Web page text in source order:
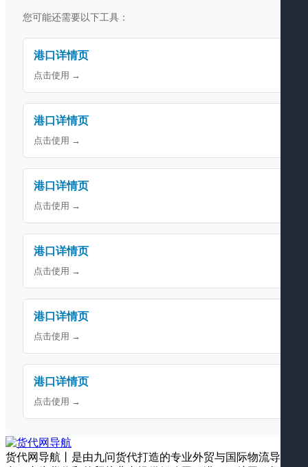
您可能还需要以下工具：
港口详情页
点击使用 →
港口详情页
点击使用 →
港口详情页
点击使用 →
港口详情页
点击使用 →
港口详情页
点击使用 →
港口详情页
点击使用 →
货代网导航丨是由九问货代打造的专业外贸与国际物流导航平